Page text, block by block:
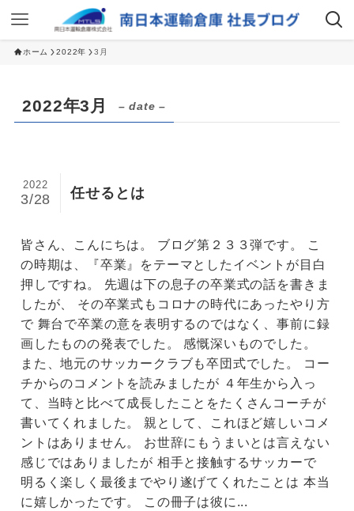
ホーム 2022年 3月
2022年3月 – date –
任せるとは
2022
3/28
皆さん、こんにちは。 ブログ第２３３弾です。 こ
の時期は、『卒業』をテーマとしたイベントが目白
押しですね。 先週は下の息子の卒業式の話を書きま
したが、 その卒業式もコロナの時代にあったやり方
で 舞台で卒業の意を表明するのではなく、事前に録
画したものの発表でした。 感慨深いものでした。
また、地元のサッカークラブも卒団式でした。 コー
チからのコメントを読みましたが ４年生から入っ
て、当時と比べて成長したことをたくさんコーチが
書いてくれました。 親として、これほど嬉しいコメ
ントはありません。 お世辞にもうまいとは言えない
感じではありましたが 相手と接触するサッカーで
明るく楽しく最後までやり遂げてくれたことは 本当
に嬉しかったです。 この冊子は彼に...